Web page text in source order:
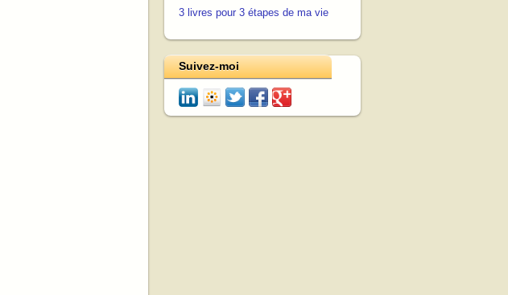
3 livres pour 3 étapes de ma vie
Suivez-moi